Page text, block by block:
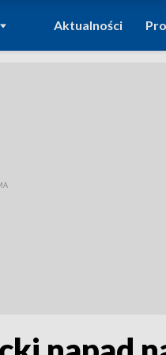
DO
Aktualności